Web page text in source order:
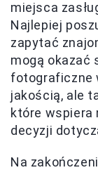
miejsca
Najlepiej
zapytać
mogą okazać
fotograficzne
jakością, ale
które wspiera
decyzji
Na